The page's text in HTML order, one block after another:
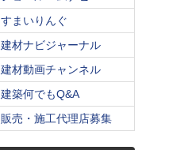
すまいりんぐ
建材ナビジャーナル
建材動画チャンネル
建築何でもQ&A
販売・施工代理店募集